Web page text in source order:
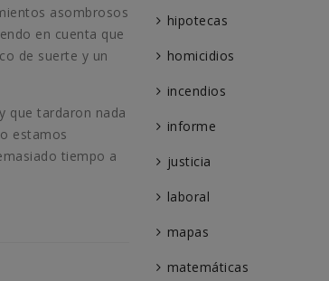
asombrosos
en cuenta que
de suerte y un
que tardaron nada
estamos
tiempo a
hipotecas
homicidios
incendios
informe
justicia
laboral
mapas
matemáticas